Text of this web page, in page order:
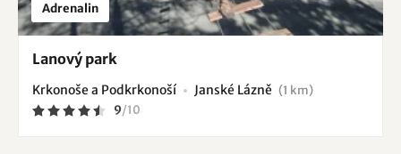
Adrenalin
Lanový park
Krkonoše a Podkrkonoší Janské Lázně (1 km)
9/10